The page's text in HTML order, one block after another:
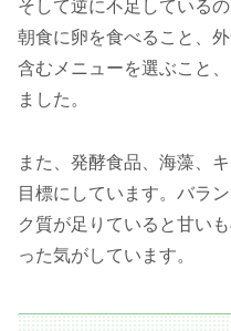
そして逆に不足している
朝食に卵を食べること、
含むメニューを選ぶこと
ました。
また、発酵食品、海藻、
目標にしています。バラ
ク質が足りていると甘い
った気がしています。